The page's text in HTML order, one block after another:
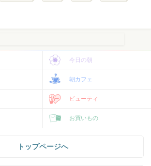
今日の朝
朝カフェ
ビューティ
お買いもの
トップページへ